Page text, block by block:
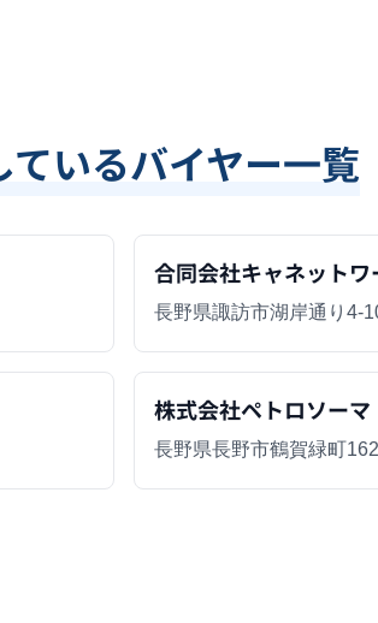
いるバイヤー一覧
合同会社キャネットワ
長野県諏訪市湖岸通り4-
株式会社ペトロソーマ
長野県長野市鶴賀緑町